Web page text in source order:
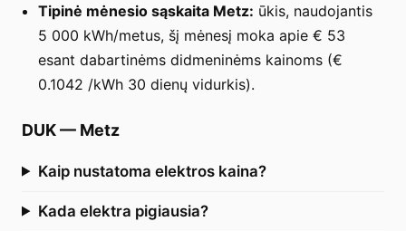
Tipinė mėnesio sąskaita Metz: ūkis, naudojantis
5 000 kWh/metus, šį mėnesį moka apie € 53
esant dabartinėms didmeninėms kainoms (€
0.1042 /kWh 30 dienų vidurkis).
DUK— Metz
Kaip nustatoma elektros kaina?
Kada elektra pigiausia?